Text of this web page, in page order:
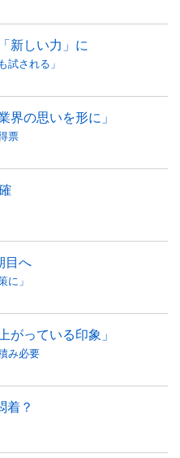
新しい力」に
試される」
界の思いを形に」
票
目へ
に」
がっている印象」
み必要
着？